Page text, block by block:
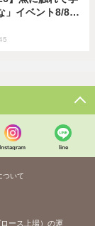
」イベント8/8…
Instagram line
ついて
ース上場）の運